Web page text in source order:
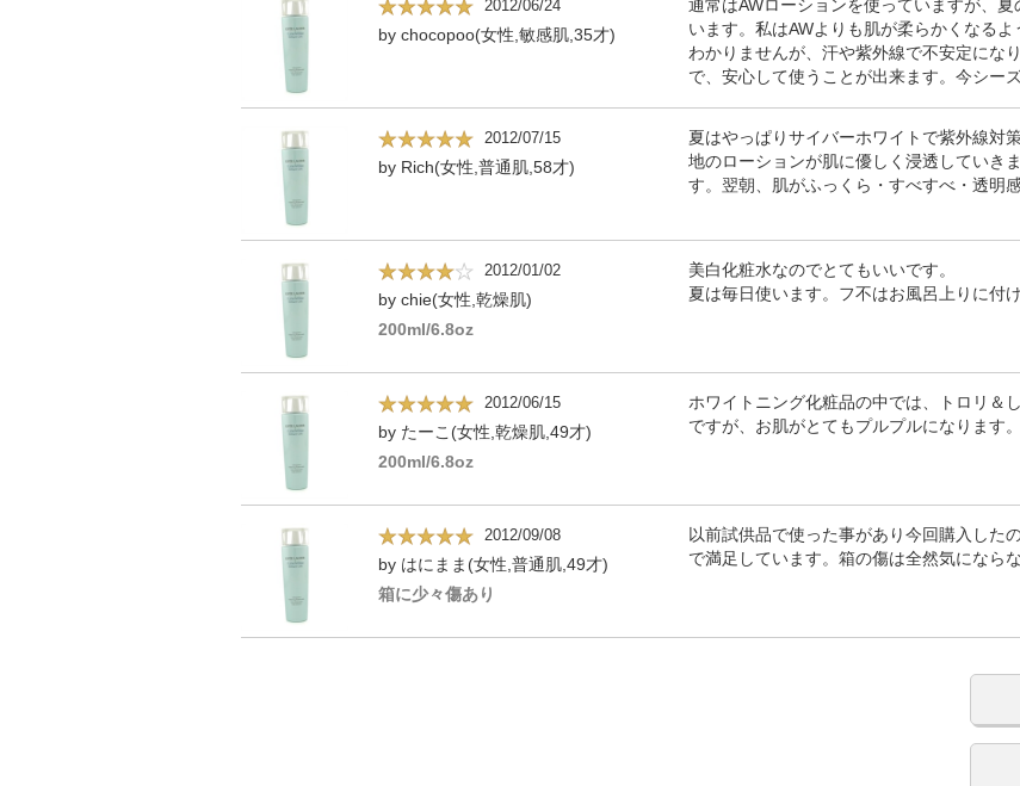
2012/06/24
by chocopoo(女性,敏感肌,35才)
通常はAWローションを使っていますが、
います。私はAWよりも肌が柔らかくなる
わかりませんが、汗や紫外線で不安定にな
で、安心して使うことが出来ます。今シー
2012/07/15
by Rich(女性,普通肌,58才)
夏はやっぱりサイバーホワイトで紫外線対
地のローションが肌に優しく浸透していき
す。翌朝、肌がふっくら・すべすべ・透明
2012/01/02
by chie(女性,乾燥肌)
200ml/6.8oz
美白化粧水なのでとてもいいです。
夏は毎日使います。フ不はお風呂上りに付
2012/06/15
by たーこ(女性,乾燥肌,49才)
200ml/6.8oz
ホワイトニング化粧品の中では、トロリ＆
ですが、お肌がとてもプルプルになります。
2012/09/08
by はにまま(女性,普通肌,49才)
箱に少々傷あり
以前試供品で使った事があり今回購入した
で満足しています。箱の傷は全然気になら